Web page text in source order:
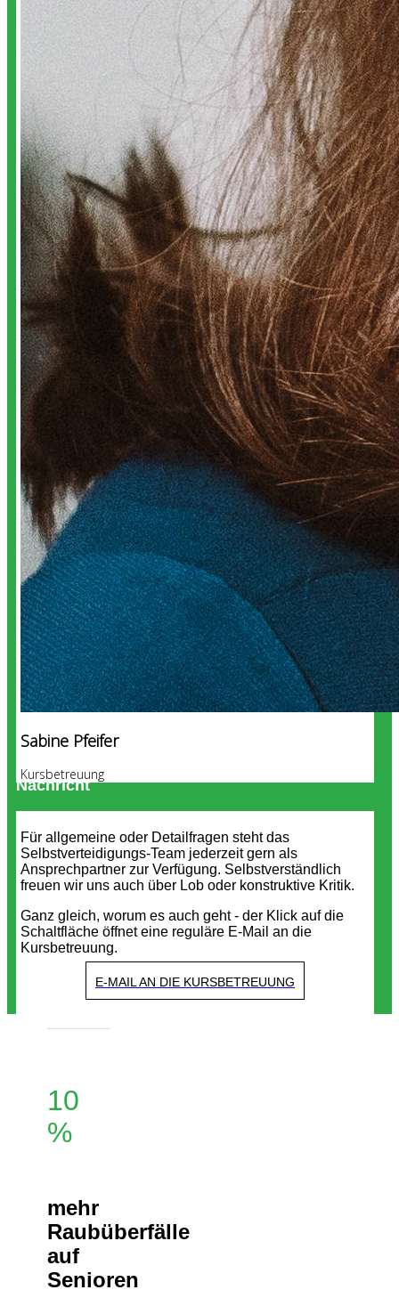
Sabine Pfeifer
Kursbetreuung
Nachricht
Für allgemeine oder Detailfragen steht das
Selbstverteidigungs-Team jederzeit gern als
Ansprechpartner zur Verfügung. Selbstverständlich
freuen wir uns auch über Lob oder konstruktive Kritik.
Ganz gleich, worum es auch geht - der Klick auf die
Schaltfläche öffnet eine reguläre E-Mail an die
Kursbetreuung.
E-MAIL AN DIE KURSBETREUUNG
10
%
mehr
Raubüberfälle
auf
Senioren